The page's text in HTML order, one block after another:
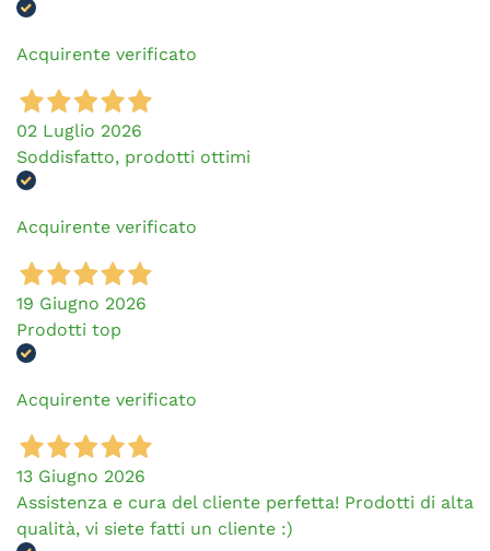
Acquirente verificato
02 Luglio 2026
Soddisfatto, prodotti ottimi
Acquirente verificato
19 Giugno 2026
Prodotti top
Acquirente verificato
13 Giugno 2026
Assistenza e cura del cliente perfetta! Prodotti di alta
qualità, vi siete fatti un cliente :)